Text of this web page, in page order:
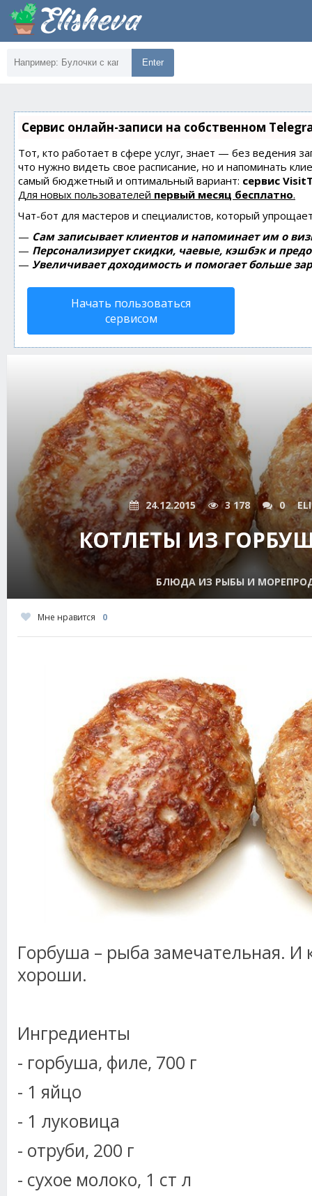
Enter
Сервис онлайн-записи на собственном
Тот, кто работает в сфере услуг, знает — без ведения
что нужно видеть свое расписание, но и напоминать
самый бюджетный и оптимальный вариант: сервис
Для новых пользователей первый месяц бесплатно.
Чат-бот для мастеров и специалистов, который
— Сам записывает клиентов и напоминает им о
— Персонализирует скидки, чаевые, кэшбэк и
— Увеличивает доходимость и помогает больше
Начать пользоваться
сервисом
24.12.2015 3 178 0
КОТЛЕТЫ ИЗ
БЛЮДА ИЗ РЫБЫ И
Мне нравится 0
Горбуша – рыба замечательная. И
хороши.
Ингредиенты
- горбуша, филе, 700 г
- 1 яйцо
- 1 луковица
- отруби, 200 г
- сухое молоко, 1 ст л